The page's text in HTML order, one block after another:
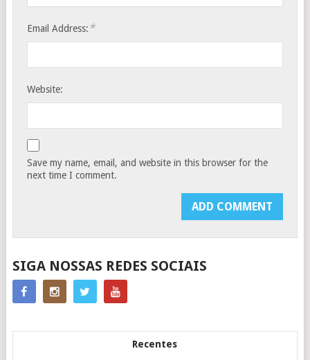
Email Address: *
Website:
Save my name, email, and website in this browser for the
next time I comment.
SIGA NOSSAS REDES SOCIAIS
Recentes